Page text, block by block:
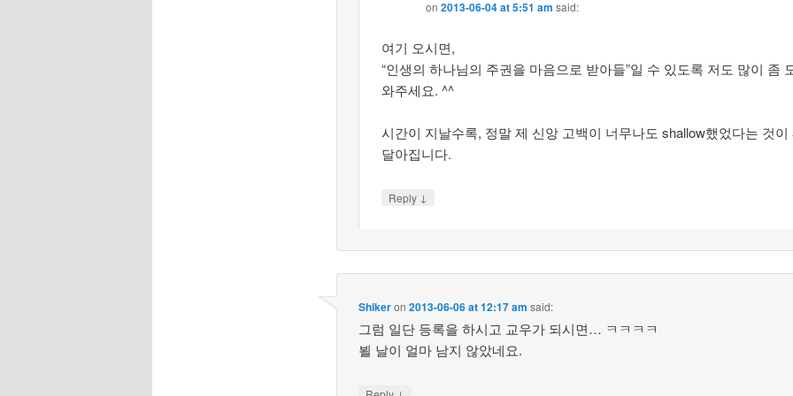
on 2013-06-04 at 5:51 am said:
여기 오시면,
“인생의 하나님의 주권을 마음으로 받아들”일 수 있도록 저도 많이 좀
와주세요. ^^
시간이 지날수록, 정말 제 신앙 고백이 너무나도 shallow했었다는 것이
달아집니다.
Reply ↓
Shikeron2013-06-06 at 12:17 am said:
그럼 일단 등록을 하시고 교우가 되시면… ㅋㅋㅋㅋ
뵐 날이 얼마 남지 않았네요.
↓